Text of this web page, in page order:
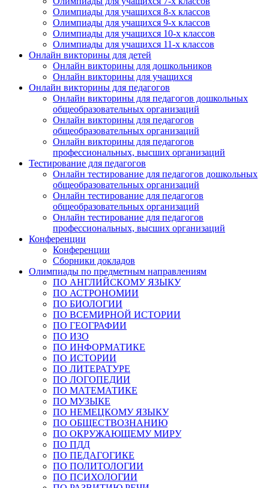
Олимпиады для учащихся 8-х классов
Олимпиады для учащихся 9-х классов
Олимпиады для учащихся 10-х классов
Олимпиады для учащихся 11-х классов
Онлайн викторины для детей
Онлайн викторины для дошкольников
Онлайн викторины для учащихся
Онлайн викторины для педагогов
Онлайн викторины для педагогов дошкольных
общеобразовательных организаций
Онлайн викторины для педагогов
общеобразовательных организаций
Онлайн викторины для педагогов
профессиональных, высших организаций
Тестирование для педагогов
Онлайн тестирование для педагогов дошкольных
общеобразовательных организаций
Онлайн тестирование для педагогов
общеобразовательных организаций
Онлайн тестирование для педагогов
профессиональных, высших организаций
Конференции
Конференции
Сборники докладов
Олимпиады по предметным направлениям
ПО АНГЛИЙСКОМУ ЯЗЫКУ
ПО АСТРОНОМИИ
ПО БИОЛОГИИ
ПО ВСЕМИРНОЙ ИСТОРИИ
ПО ГЕОГРАФИИ
ПО ИЗО
ПО ИНФОРМАТИКЕ
ПО ИСТОРИИ
ПО ЛИТЕРАТУРЕ
ПО ЛОГОПЕДИИ
ПО МАТЕМАТИКЕ
ПО МУЗЫКЕ
ПО НЕМЕЦКОМУ ЯЗЫКУ
ПО ОБЩЕСТВОЗНАНИЮ
ПО ОКРУЖАЮЩЕМУ МИРУ
ПО ПДД
ПО ПЕДАГОГИКЕ
ПО ПОЛИТОЛОГИИ
ПО ПСИХОЛОГИИ